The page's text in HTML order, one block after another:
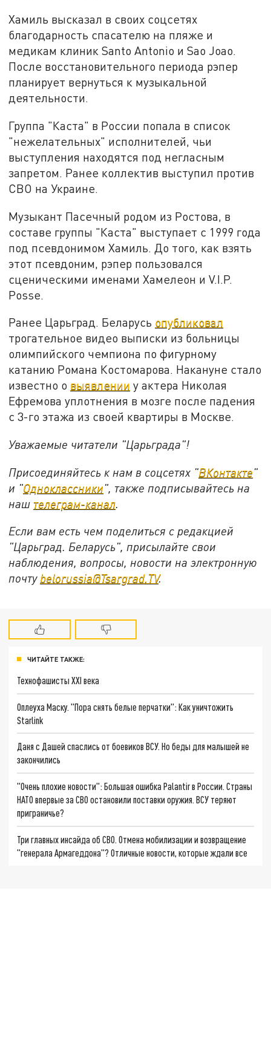
Хамиль высказал в своих соцсетях
благодарность спасателю на пляже и
медикам клиник Santo Antоnio и Sao Joao.
После восстановительного периода рэпер
планирует вернуться к музыкальной
деятельности.
Группа "Каста" в России попала в список
"нежелательных" исполнителей, чьи
выступления находятся под негласным
запретом. Ранее коллектив выступил против
СВО на Украине.
Музыкант Пасечный родом из Ростова, в
составе группы "Каста" выступает с 1999 года
под псевдонимом Хамиль. До того, как взять
этот псевдоним, рэпер пользовался
сценическими именами Хамелеон и V.I.P.
Posse.
Ранее Царьград. Беларусь опубликовал
трогательное видео выписки из больницы
олимпийского чемпиона по фигурному
катанию Романа Костомарова. Накануне стало
известно о выявлении у актера Николая
Ефремова уплотнения в мозге после падения
с 3-го этажа из своей квартиры в Москве.
Уважаемые читатели "Царьграда"!
Присоединяйтесь к нам в соцсетях "ВКонтакте"
и "Одноклассники", также подписывайтесь на
наш телеграм-канал
Если вам есть чем поделиться с редакцией
"Царьград. Беларусь", присылайте свои
наблюдения, вопросы, новости на электронную
почту belorussia@Tsargrad.TV.
ЧИТАЙТЕ ТАКЖЕ:
Технофашисты XXI века
Оплеуха Маску. "Пора снять белые перчатки": Как уничтожить
Starlink
Даня с Дашей спаслись от боевиков ВСУ. Но беды для малышей не
закончились
"Очень плохие новости": Большая ошибка Palantir в России. Страны
НАТО впервые за СВО остановили поставки оружия. ВСУ теряют
приграничье?
Три главных инсайда об СВО. Отмена мобилизации и возвращение
"генерала Армагеддона"? Отличные новости, которые ждали все